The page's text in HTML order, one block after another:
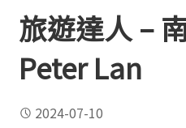
旅遊達人 –
Peter Lan
2024-07-10